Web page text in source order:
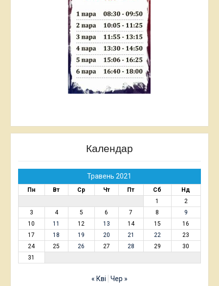
Календар
Травень 2021
Пн Вт Ср Чт Пт Сб
Нд
1
2
3
4 5 6 7 8
9
10
11 12 13 14 15
16
17
18 19 20 21 22
23
24
25 26 27 28 29
30
31
« Кві Чер »